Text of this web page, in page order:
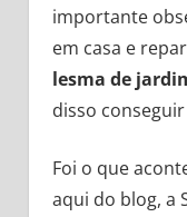
importante
em casa e
lesma de
disso
Foi o que
aqui do blog, a